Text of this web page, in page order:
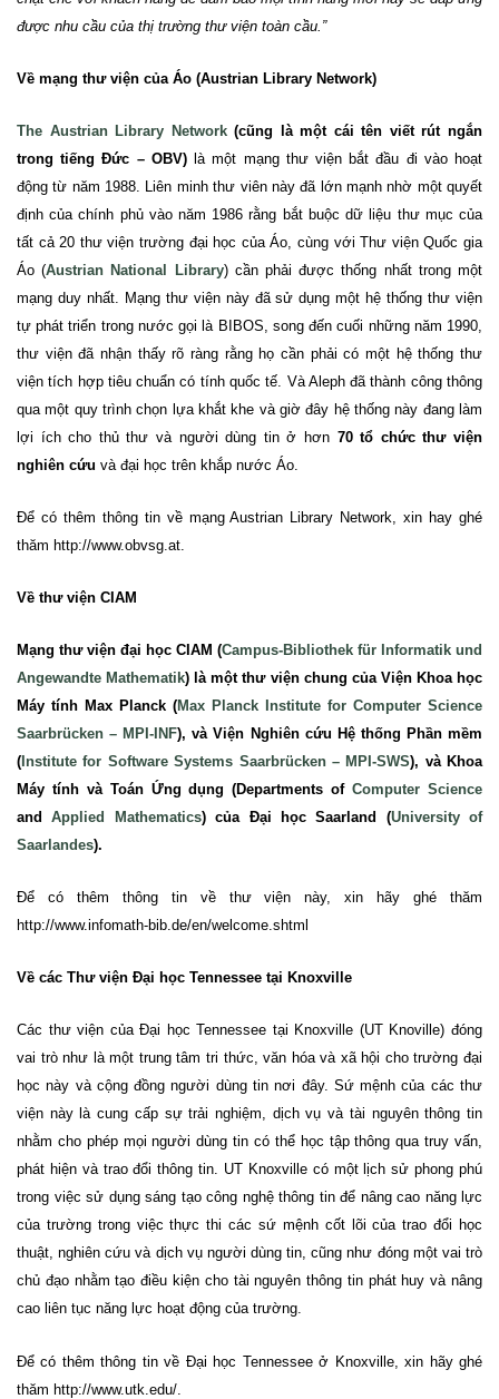
được nhu cầu của thị trường thư viện toàn cầu.”
Về mạng thưviện của Áo (Austrian Library Network)
The Austrian Library Network(cũng là một cái tên viết rút ngắn
trong tiếng Đức – OBV) là một mạng thưviện bắt đầu đi vào hoạt
động từ năm 1988. Liên minh thư viên này đã lớn mạnh nhờ một quyết
định của chính phủ vào năm 1986 rằng bắt buộc dữ liệu thư mục của
tất cả 20 thư viện trường đại học của Áo, cùng với Thư viện Quốc gia
Áo (Austrian National Library) cần phải được thống nhất trong một
mạng duy nhất. Mạng thưviện này đã sử dụng một hệ thống thư viện
tự phát triển trong nước gọi là BIBOS, song đến cuối những năm 1990,
thư viện đã nhận thấy rõ ràng rằng họ cần phải có một hệ thống thư
viện tích hợp tiêu chuẩn có tính quốc tế. Và Aleph đã thành công thông
qua một quy trình chọn lựa khắt khe và giờ đây hệ thống này đang làm
lợi ích cho thủ thư và người dùng tin ở hơn 70 tổ chức thư viện
nghiên cứu và đại học trên khắp nước Áo.
Để có thêm thông tin về mạng Austrian Library Network , xin hay ghé
thăm http://www.obvsg.at
Về thưviện CIAM
Mạng thư viện đại học CIAM (Campus-Bibliothek für Informatik und
Angewandte Mathematik) là một thư viện chung của Viện Khoa học
Máy tính Max Planck (Max Planck Institute for Computer Science
Saarbrücken – MPI-INF), và Viện Nghiên cứu Hệ thống Phần mềm
( Institute for Software Systems Saarbrücken – MPI-SWS), và Khoa
Máy tính và Toán Ứng dụng (Departments ofComputer Science
andApplied Mathematics) của Đại học Saarland (University of
Saarlandes).
Để có thêm thông tin về thưviện này, xin hãy ghé thăm
http://www.infomath-bib.de/en/welcome.shtml
Về các Thư viện Đại học Tennessee tại Knoxville
Các thư viện của Đại học Tennessee tại Knoxville (UT Knoville) đóng
vai trò như là một trung tâm tri thức, văn hóa và xã hội cho trường đại
học này và cộng đồng người dùng tin nơi đây. Sứ mệnh của các thư
viện này là cung cấp sự trải nghiệm, dịch vụ và tài nguyên thông tin
nhằm cho phép mọi người dùng tin có thể học tập thông qua truy vấn,
phát hiện và trao đổi thông tin. UT Knoxville có một lịch sử phong phú
trong việc sử dụng sáng tạo công nghệ thông tin để nâng cao năng lực
của trường trong việc thực thi các sứ mệnh cốt lõi của trao đổi học
thuật, nghiên cứu và dịch vụ người dùng tin, cũng như đóng một vai trò
chủ đạo nhằm tạo điều kiện cho tài nguyên thông tin phát huy và nâng
cao liên tục năng lực hoạt động của trường.
Để có thêm thông tin về Đại học Tennesseeở Knoxville, xin hãy ghé
thăm http://www.utk.edu/